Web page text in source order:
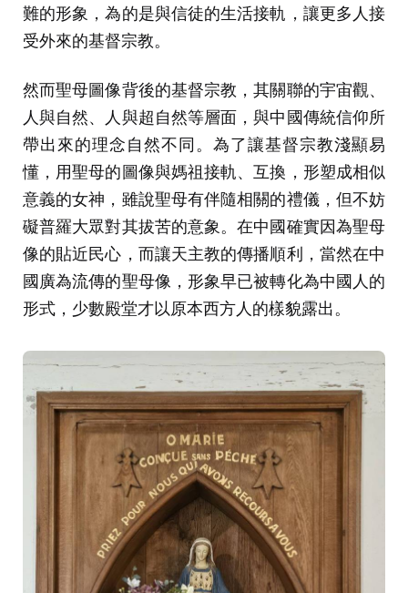
難的形象，為的是與信徒的生活接軌，讓更多人接
受外來的基督宗教。
然而聖母圖像背後的基督宗教，其關聯的宇宙觀、
人與自然、人與超自然等層面，與中國傳統信仰所
帶出來的理念自然不同。為了讓基督宗教淺顯易
懂，用聖母的圖像與媽祖接軌、互換，形塑成相似
意義的女神，雖說聖母有伴隨相關的禮儀，但不妨
礙普羅大眾對其拔苦的意象。在中國確實因為聖母
像的貼近民心，而讓天主教的傳播順利，當然在中
國廣為流傳的聖母像，形象早已被轉化為中國人的
形式，少數殿堂才以原本西方人的樣貌露出。